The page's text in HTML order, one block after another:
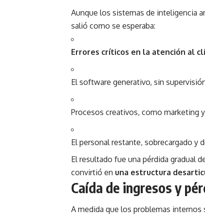
Aunque los sistemas de inteligencia
salió como se esperaba:
Errores críticos en la atención al
El software generativo, sin
Procesos creativos, como marketing
El personal restante, sobrecargado y
El resultado fue una pérdida gradual
convirtió en una estructura
Caída de ingresos y
A medida que los problemas